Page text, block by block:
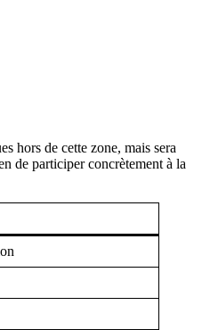
hors de cette zone, mais sera
de participer concrètement à la